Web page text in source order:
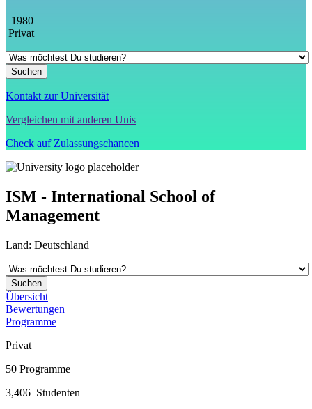
1980
Privat
Kontakt zur Universität
Vergleichen mit anderen Unis
Check auf Zulassungschancen
ISM - International School of
Management
Land: Deutschland
Übersicht
Bewertungen
Programme
Privat
50 Programme
3,406 Studenten